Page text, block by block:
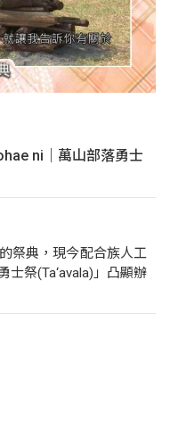
ni｜萬山部落勇士
祭典，現今配合族人工
士祭(Ta‘avala)」凸顯辦